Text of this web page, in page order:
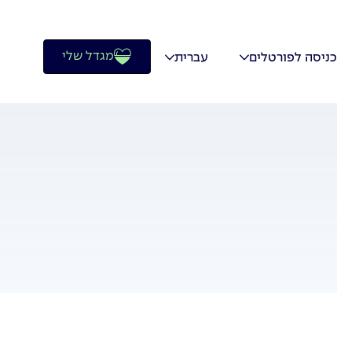
כניסה לפורטלים עברית מגדל שלי